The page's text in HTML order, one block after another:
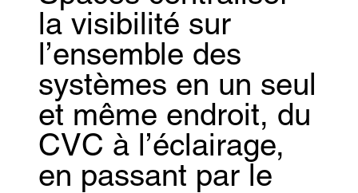
la visibilité sur
l’ensemble des
systèmes en un seul
et même endroit, du
CVC à l’éclairage,
en passant par le